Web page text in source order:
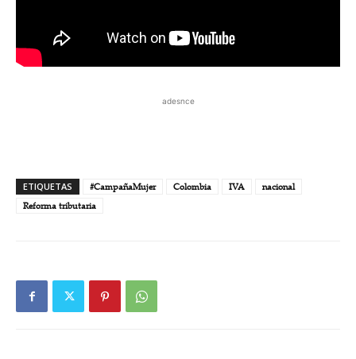
adesnce
ETIQUETAS #CampañaMujer Colombia IVA
nacional
Reforma tributaria